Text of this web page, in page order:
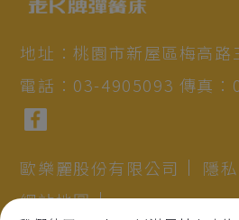
地址：桃園市新屋區梅高路
電話： 03-4905093 傳真：
歐樂麗股份有限公司
隱
網站地圖